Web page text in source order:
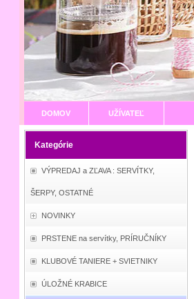
DOMOV UŽÍVATEĽ
Kategórie
VÝPREDAJ a ZĽAVA : SERVÍTKY,
ŠERPY, OSTATNÉ
NOVINKY
PRSTENE na servítky, PRÍRUČNÍKY
KLUBOVÉ TANIERE + SVIETNIKY
ÚLOŽNÉ KRABICE